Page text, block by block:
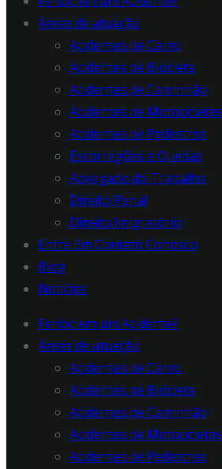
Áreas de atuação
Acidentes de Carro
Acidentes de Bicicleta
Acidentes de Caminhão
Acidentes de Motocicletas
Acidentes de Pedestres
Escorregões e Quedas
Advogado do Trabalho
Direito Penal
Direito Imigratório
Entre Em Contato Conosco
Blog
Notícias
Ferido em um Acidente?
Áreas de atuação
Acidentes de Carro
Acidentes de Bicicleta
Acidentes de Caminhão
Acidentes de Motocicletas
Acidentes de Pedestres